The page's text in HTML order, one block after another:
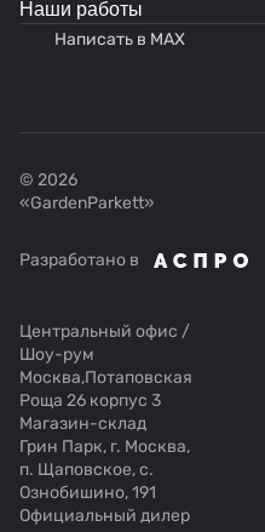
Наши работы
Написать в MAX
© 2026
«GardenParkett»
Разработано в
Центральный офис /
Шоу-рум
Москва,Потаповская
Роща 26 корпус 3
Магазин-склад
Грин Парк, г. Москва,
п. Щаповское, с.
Ознобишино, 191
Официальный дилер